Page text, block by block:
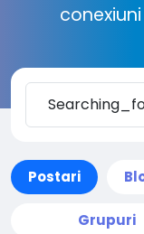
Postari
Grupuri